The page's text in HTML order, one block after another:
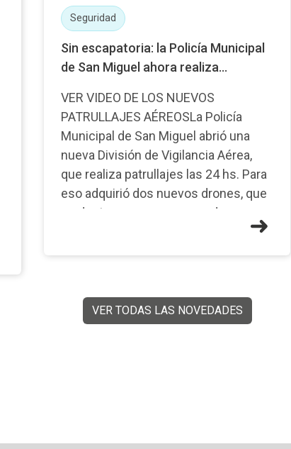
Seguridad
Sin escapatoria: la Policía Municipal
de San Miguel ahora realiza...
VER VIDEO DE LOS NUEVOS
PATRULLAJES AÉREOSLa Policía
Municipal de San Miguel abrió una
nueva División de Vigilancia Aérea,
que realiza patrullajes las 24 hs. Para
eso adquirió dos nuevos drones, que
se destacan por su avanzada
VER TODAS LAS NOVEDADES